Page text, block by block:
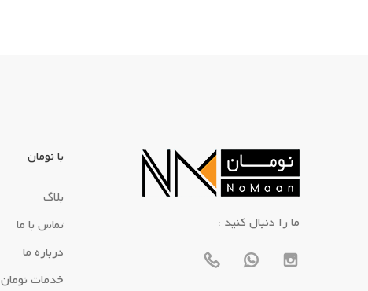
با نومان
بلاگ
تماس با ما
درباره ما
خدمات نومان
: ما را دنبال کنید